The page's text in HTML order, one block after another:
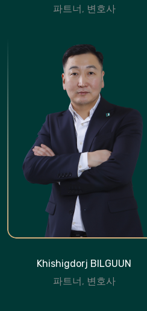
파트너, 변호사
Khishigdorj BILGUUN
파트너, 변호사